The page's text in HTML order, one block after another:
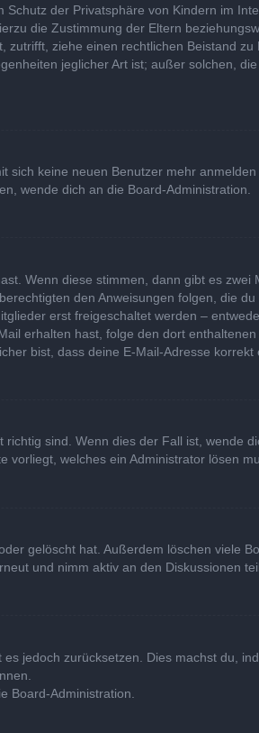
der Privatsphäre von Kindern im
die Zustimmung der Eltern
ziehe einen rechtlichen Beistand
jeglicher Art ist; außer solchen,
keine neuen Benutzer mehr
wende dich an die Board-Administration.
Wenn diese stimmen, dann gibt es zwei
den Anweisungen folgen, die
erst freigeschaltet werden –
erhalten hast, folge den dort
bist, dass deine E-Mail-Adresse
sind. Wenn dies der Fall ist, wende
vorliegt, welches ein Administrator lösen
gelöscht hat. Außerdem löschen viele
und nimm aktiv an den Diskussionen
jedoch zurücksetzen. Dies machst du,
Board-Administration.